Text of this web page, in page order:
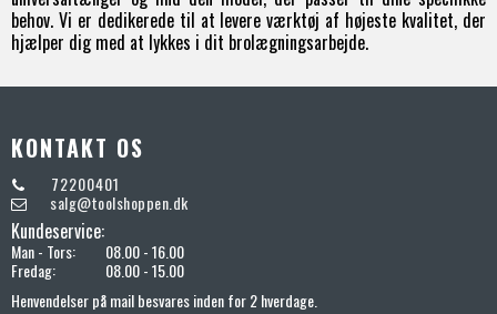
behov. Vi er dedikerede til at levere værktøj af højeste kvalitet, der
hjælper dig med at lykkes i dit brolægningsarbejde.
KONTAKT OS
72200401
salg@toolshoppen.dk
Kundeservice:
Man - Tors:
08.00 - 16.00
Fredag:
08.00 - 15.00
Henvendelser på mail besvares inden for 2 hverdage.